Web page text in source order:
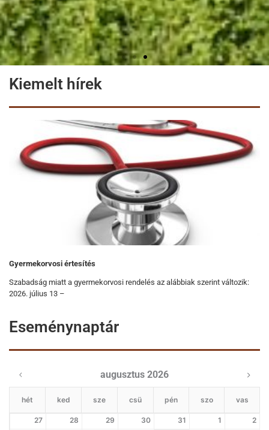
Kiemelt hírek
Gyermekorvosi értesítés
Szabadság miatt a gyermekorvosi rendelés az alábbiak szerint változik:
2026. július 13 –
Eseménynaptár
augusztus 2026
hét ked sze csü pén szo vas
27 28 29 30 31 1 2